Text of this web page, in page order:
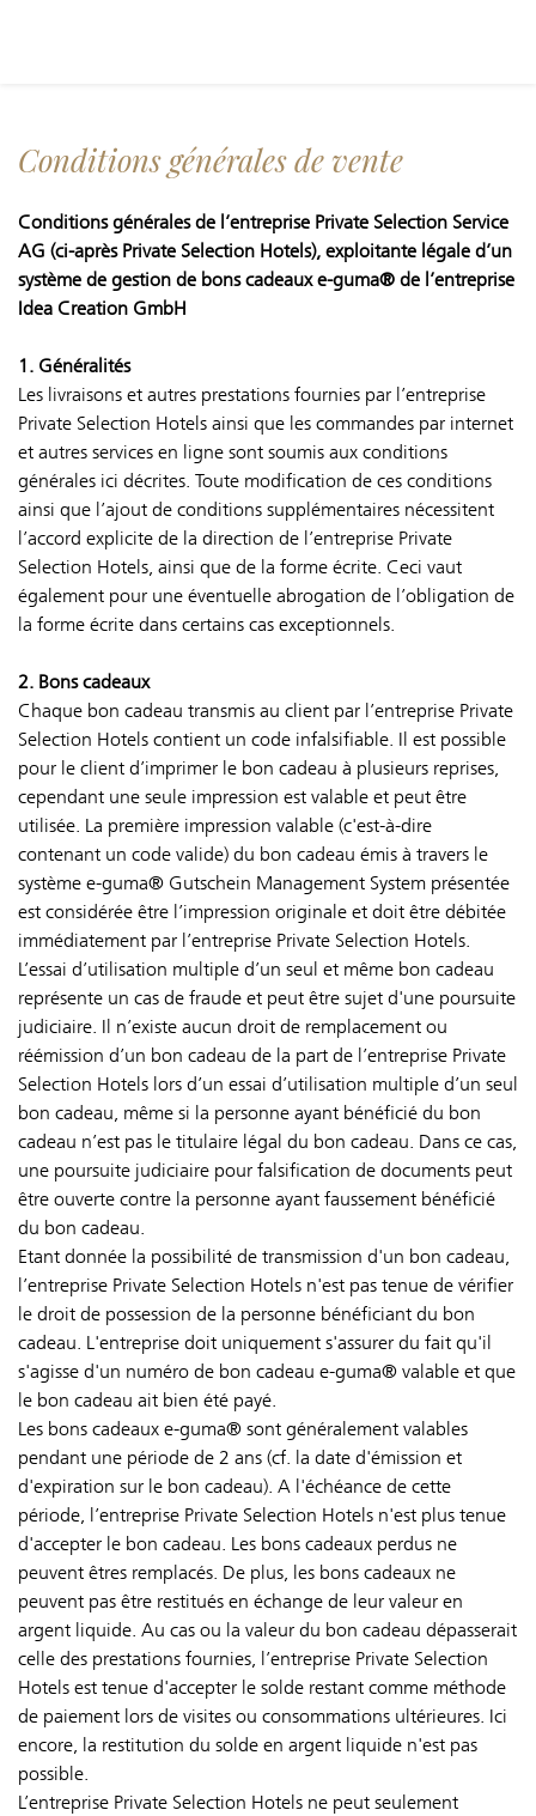
Conditions générales de vente
Conditions générales de l’entreprise Private Selection Service
AG (ci-après Private Selection Hotels), exploitante légale d’un
système de gestion de bons cadeaux e-guma® de l’entreprise
Idea Creation GmbH
1. Généralités
Les livraisons et autres prestations fournies par l’entreprise
Private Selection Hotels ainsi que les commandes par internet
et autres services en ligne sont soumis aux conditions
générales ici décrites. Toute modification de ces conditions
ainsi que l’ajout de conditions supplémentaires nécessitent
l’accord explicite de la direction de l’entreprise Private
Selection Hotels, ainsi que de la forme écrite. Ceci vaut
également pour une éventuelle abrogation de l’obligation de
la forme écrite dans certains cas exceptionnels.
2. Bons cadeaux
Chaque bon cadeau transmis au client par l’entreprise Private
Selection Hotels contient un code infalsifiable. Il est possible
pour le client d’imprimer le bon cadeau à plusieurs reprises,
cependant une seule impression est valable et peut être
utilisée. La première impression valable (c'est-à-dire
contenant un code valide) du bon cadeau émis à travers le
système e-guma® Gutschein Management System présentée
est considérée être l’impression originale et doit être débitée
immédiatement par l’entreprise Private Selection Hotels.
L’essai d’utilisation multiple d’un seul et même bon cadeau
représente un cas de fraude et peut être sujet d'une poursuite
judiciaire. Il n’existe aucun droit de remplacement ou
réémission d’un bon cadeau de la part de l’entreprise Private
Selection Hotels lors d’un essai d’utilisation multiple d’un seul
bon cadeau, même si la personne ayant bénéficié du bon
cadeau n’est pas le titulaire légal du bon cadeau. Dans ce cas,
une poursuite judiciaire pour falsification de documents peut
être ouverte contre la personne ayant faussement bénéficié
du bon cadeau.
Etant donnée la possibilité de transmission d'un bon cadeau,
l’entreprise Private Selection Hotels n'est pas tenue de vérifier
le droit de possession de la personne bénéficiant du bon
cadeau. L'entreprise doit uniquement s'assurer du fait qu'il
s'agisse d'un numéro de bon cadeau e-guma® valable et que
le bon cadeau ait bien été payé.
Les bons cadeaux e-guma® sont généralement valables
pendant une période de 2 ans (cf. la date d'émission et
d'expiration sur le bon cadeau). A l'échéance de cette
période, l’entreprise Private Selection Hotels n'est plus tenue
d'accepter le bon cadeau. Les bons cadeaux perdus ne
peuvent êtres remplacés. De plus, les bons cadeaux ne
peuvent pas être restitués en échange de leur valeur en
argent liquide. Au cas ou la valeur du bon cadeau dépasserait
celle des prestations fournies, l’entreprise Private Selection
Hotels est tenue d'accepter le solde restant comme méthode
de paiement lors de visites ou consommations ultérieures. Ici
encore, la restitution du solde en argent liquide n'est pas
possible.
L’entreprise Private Selection Hotels ne peut seulement